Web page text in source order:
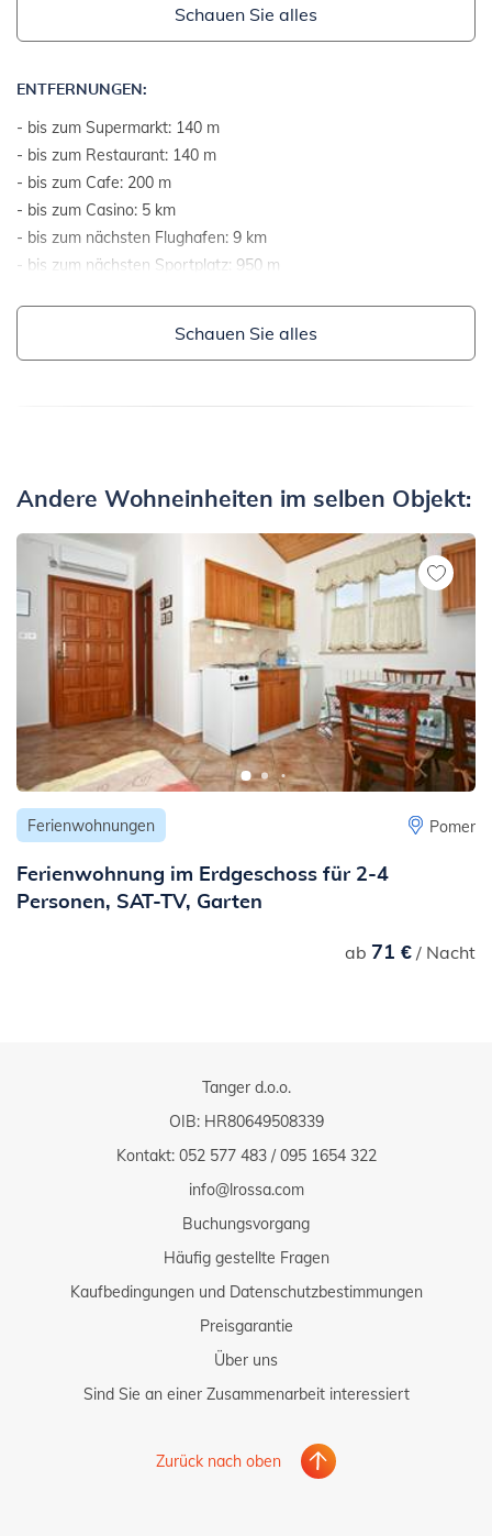
Schauen Sie alles
ENTFERNUNGEN:
- bis zum Supermarkt: 140 m
- bis zum Restaurant: 140 m
- bis zum Cafe: 200 m
- bis zum Casino: 5 km
- bis zum nächsten Flughafen: 9 km
- bis zum nächsten Sportplatz: 950 m
- bis zum nächsten Strand: 890 m
- bis zum Felsenstrand: 4 km
- bis zum Strand geeignet für Kinder und Nichtschwimmer: 900
m
- bis zum Stadtzentrum: 150 m
- bis zur Ambulanz oder zum Krankenhaus: 700 m
- bis zur Apotheke: 700 m
- bis zur Ambulanz: 900 m
- bis zu öffentlichen Verkehrsmitteln: 150 m
- bis zum nächsten Bahnhof: 10 km
Schauen Sie alles
Andere Wohneinheiten im selben Objekt:
Ferienwohnungen Pomer
Ferienwohnung im Erdgeschoss für 2-4
Personen, SAT-TV, Garten
ab 71 €/ Nacht
Tanger d.o.o.
OIB: HR80649508339
Kontakt: 052 577 483/095 1654 322
info@lrossa.com
Buchungsvorgang
Häufig gestellte Fragen
Kaufbedingungen und Datenschutzbestimmungen
Preisgarantie
Über uns
Sind Sie an einer Zusammenarbeit interessiert
Zurück nach oben